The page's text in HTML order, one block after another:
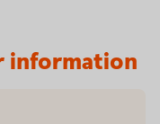
information